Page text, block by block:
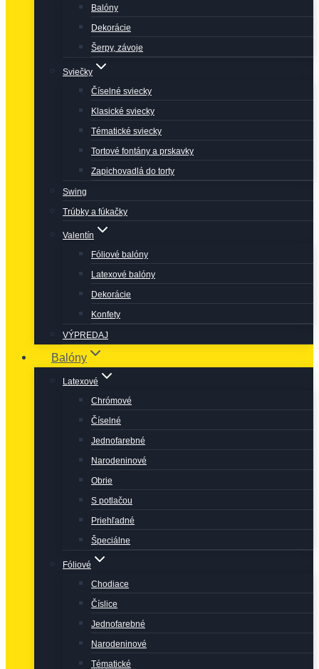
Balóny
Dekorácie
Šerpy, závoje
Sviečky
Číselné sviecky
Klasické sviecky
Tématické sviecky
Tortové fontány a prskavky
Zapichovadlá do torty
Swing
Trúbky a fúkačky
Valentín
Fóliové balóny
Latexové balóny
Dekorácie
Konfety
VÝPREDAJ
Balóny
Latexové
Chrómové
Číselné
Jednofarebné
Narodeninové
Obrie
S potlačou
Priehľadné
Špeciálne
Fóliové
Chodiace
Číslice
Jednofarebné
Narodeninové
Tématické